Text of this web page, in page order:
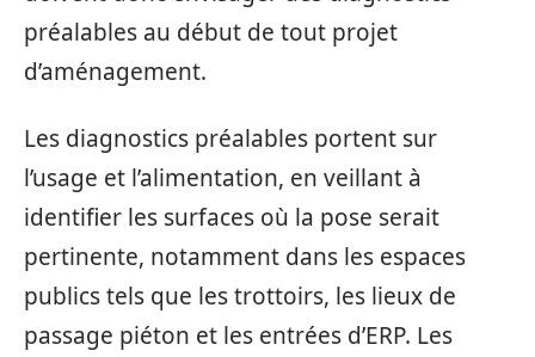
préalables au début de tout projet
d’aménagement.
Les diagnostics préalables portent sur
l’usage et l’alimentation, en veillant à
identifier les surfaces où la pose serait
pertinente, notamment dans les espaces
publics tels que les trottoirs, les lieux de
passage piéton et les entrées d’ERP. Les